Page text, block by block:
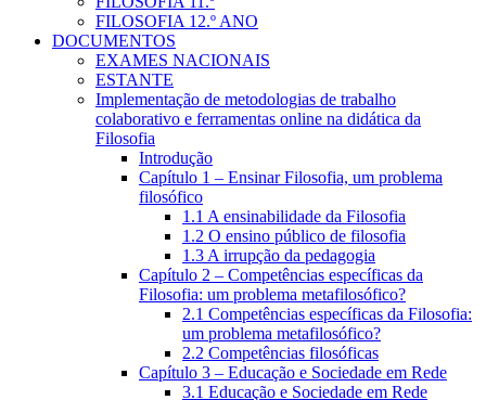
FILOSOFIA 12.º ANO
DOCUMENTOS
EXAMES NACIONAIS
ESTANTE
Implementação de metodologias de trabalho
colaborativo e ferramentas online na didática da
Filosofia
Introdução
Capítulo 1 – Ensinar Filosofia, um problema
filosófico
1.1 A ensinabilidade da Filosofia
1.2 O ensino público de filosofia
1.3 A irrupção da pedagogia
Capítulo 2 – Competências específicas da
Filosofia: um problema metafilosófico?
2.1 Competências específicas da Filosofia:
um problema metafilosófico?
2.2 Competências filosóficas
Capítulo 3 – Educação e Sociedade em Rede
3.1 Educação e Sociedade em Rede